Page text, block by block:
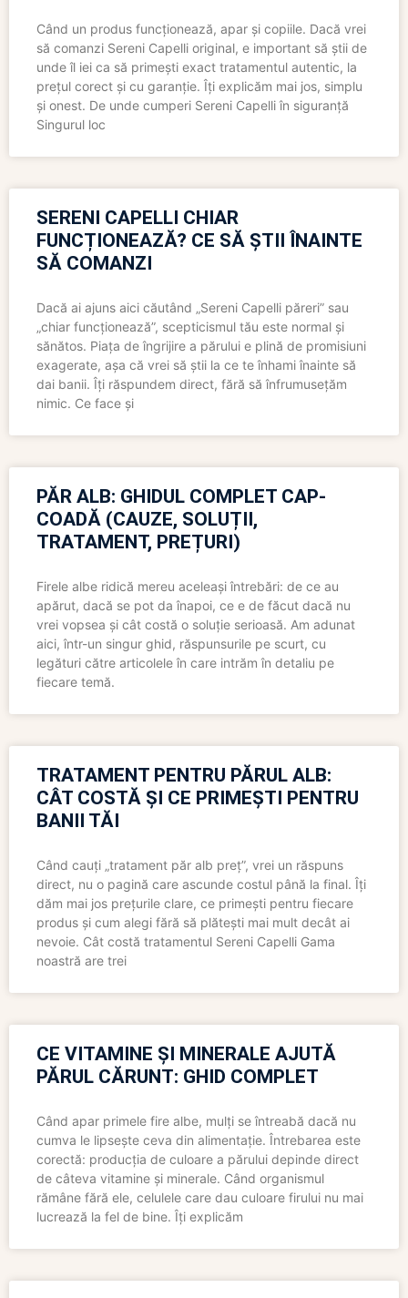
Când un produs funcționează, apar și copiile. Dacă vrei
să comanzi Sereni Capelli original, e important să știi de
unde îl iei ca să primești exact tratamentul autentic, la
prețul corect și cu garanție. Îți explicăm mai jos, simplu
și onest. De unde cumperi Sereni Capelli în siguranță
Singurul loc
SERENI CAPELLI CHIAR
FUNCȚIONEAZĂ? CE SĂ ȘTII ÎNAINTE
SĂ COMANZI
Dacă ai ajuns aici căutând „Sereni Capelli păreri” sau
„chiar funcționează”, scepticismul tău este normal și
sănătos. Piața de îngrijire a părului e plină de promisiuni
exagerate, așa că vrei să știi la ce te înhami înainte să
dai banii. Îți răspundem direct, fără să înfrumusețăm
nimic. Ce face și
PĂR ALB: GHIDUL COMPLET CAP-
COADĂ (CAUZE, SOLUȚII,
TRATAMENT, PREȚURI)
Firele albe ridică mereu aceleași întrebări: de ce au
apărut, dacă se pot da înapoi, ce e de făcut dacă nu
vrei vopsea și cât costă o soluție serioasă. Am adunat
aici, într-un singur ghid, răspunsurile pe scurt, cu
legături către articolele în care intrăm în detaliu pe
fiecare temă.
TRATAMENT PENTRU PĂRUL ALB:
CÂT COSTĂ ȘI CE PRIMEȘTI PENTRU
BANII TĂI
Când cauți „tratament păr alb preț”, vrei un răspuns
direct, nu o pagină care ascunde costul până la final. Îți
dăm mai jos prețurile clare, ce primești pentru fiecare
produs și cum alegi fără să plătești mai mult decât ai
nevoie. Cât costă tratamentul Sereni Capelli Gama
noastră are trei
CE VITAMINE ȘI MINERALE AJUTĂ
PĂRUL CĂRUNT: GHID COMPLET
Când apar primele fire albe, mulți se întreabă dacă nu
cumva le lipsește ceva din alimentație. Întrebarea este
corectă: producția de culoare a părului depinde direct
de câteva vitamine și minerale. Când organismul
rămâne fără ele, celulele care dau culoare firului nu mai
lucrează la fel de bine. Îți explicăm